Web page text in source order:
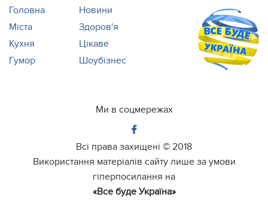
Головна
Новини
Міста
Здоров'я
Кухня
Цікаве
Гумор
Шоубізнес
Ми в соцмережах
Всі права захищені © 2018
Використання матеріалів сайту лише за умови
гіперпосилання на
«Все буде Україна»